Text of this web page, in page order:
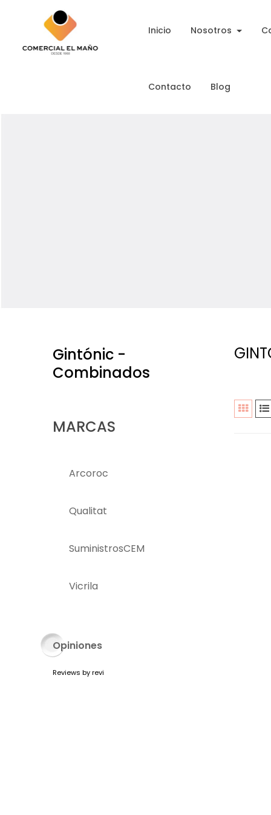
Inicio Nosotros
Contacto Blog
Gintónic -
Combinados
MARCAS
Arcoroc
Qualitat
SuministrosCEM
Vicrila
Opiniones
Reviews byrevi